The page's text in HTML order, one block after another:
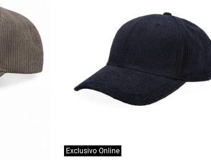
Exclusivo Online
Gracias por inscribirte!
Aquí esta tu cupón, usalo en tu siguiente
compra. Valido por 72 hrs.
SUSPE01